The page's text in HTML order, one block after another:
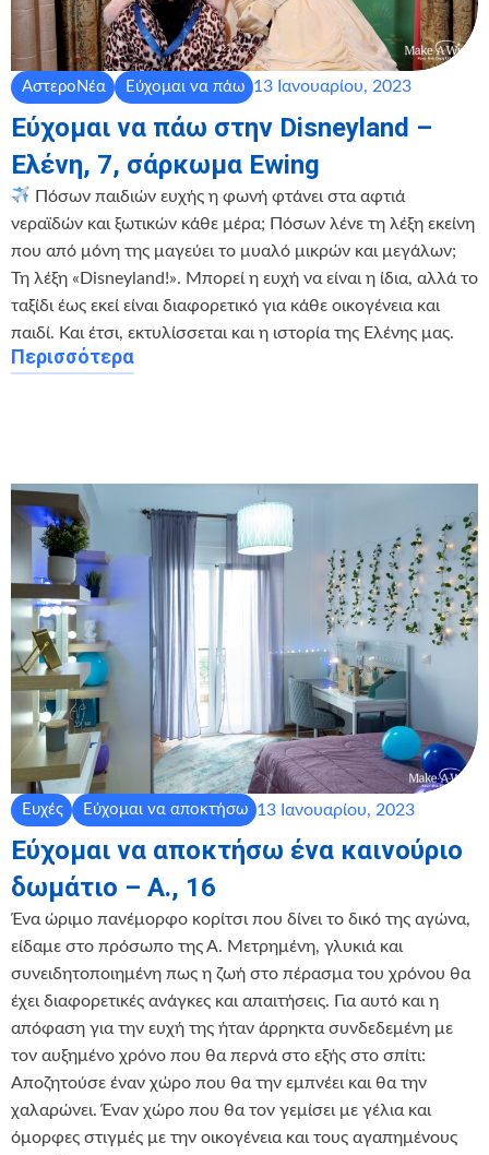
ΑστεροΝέα Εύχομαι να πάω 13 Ιανουαρίου, 2023
Εύχομαι να πάω στην Disneyland –
Ελένη, 7, σάρκωμα Ewing
Πόσων παιδιών ευχής η φωνή φτάνει στα αφτιά
νεραϊδών και ξωτικών κάθε μέρα; Πόσων λένε τη λέξη εκείνη
που από μόνη της μαγεύει το μυαλό μικρών και μεγάλων;
Τη λέξη «Disneyland!». Μπορεί η ευχή να είναι η ίδια, αλλά το
ταξίδι έως εκεί είναι διαφορετικό για κάθε οικογένεια και
παιδί. Και έτσι, εκτυλίσσεται και η ιστορία της Ελένης μας.
Περισσότερα
Ευχές Εύχομαι να αποκτήσω 13 Ιανουαρίου, 2023
Εύχομαι να αποκτήσω ένα καινούριο
δωμάτιο – Α., 16
Ένα ώριμο πανέμορφο κορίτσι που δίνει το δικό της αγώνα,
είδαμε στο πρόσωπο της Α. Μετρημένη, γλυκιά και
συνειδητοποιημένη πως η ζωή στο πέρασμα του χρόνου θα
έχει διαφορετικές ανάγκες και απαιτήσεις. Για αυτό και η
απόφαση για την ευχή της ήταν άρρηκτα συνδεδεμένη με
τον αυξημένο χρόνο που θα περνά στο εξής στο σπίτι:
Αποζητούσε έναν χώρο που θα την εμπνέει και θα την
χαλαρώνει. Έναν χώρο που θα τον γεμίσει με γέλια και
όμορφες στιγμές με την οικογένεια και τους αγαπημένους